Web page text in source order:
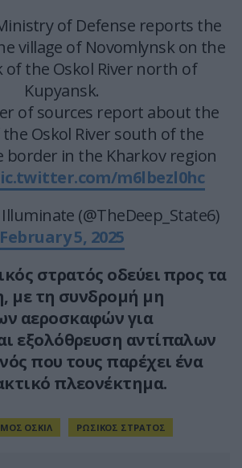
of Defense reports the
village of Novomlynsk on the
the Oskol River north of
Kupyansk.
of sources report about the
Oskol River south of the
border in the Kharkov region
m6lbezl0hc
(@TheDeep_State6)
February 5, 2025
στρατός οδεύει προς τα
με τη συνδρομή μη
αεροσκαφών για
εξολόθρευση αντίπαλων
που τους παρέχει ένα
πλεονέκτημα.
ΟΣΚΙΛ ΡΩΣΙΚΟΣ ΣΤΡΑΤΟΣ